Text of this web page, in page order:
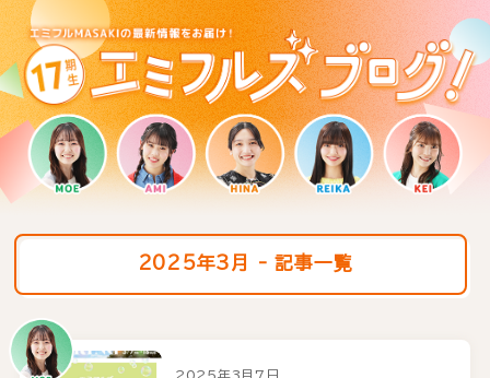
2025年3月 - 記事一覧
2025年3月7日